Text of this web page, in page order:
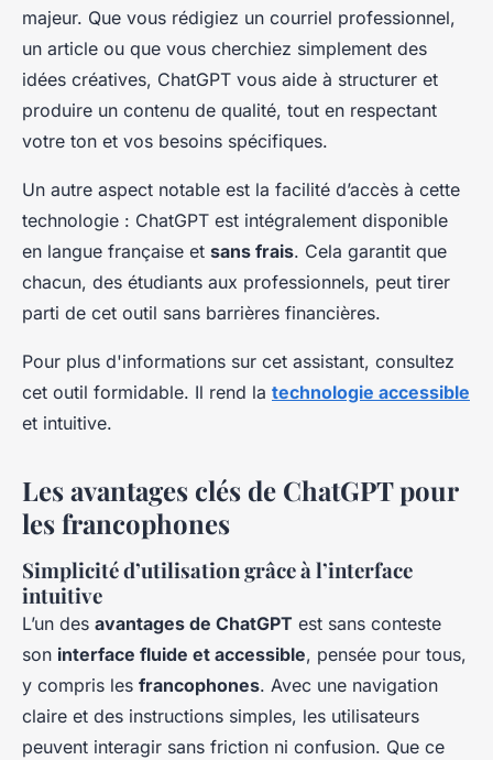
majeur. Que vous rédigiez un courriel professionnel,
un article ou que vous cherchiez simplement des
idées créatives, ChatGPT vous aide à structurer et
produire un contenu de qualité, tout en respectant
votre ton et vos besoins spécifiques.
Un autre aspect notable est la facilité d’accès à cette
technologie : ChatGPT est intégralement disponible
en langue française et sans frais. Cela garantit que
chacun, des étudiants aux professionnels, peut tirer
parti de cet outil sans barrières financières.
Pour plus d'informations sur cet assistant, consultez
cet outil formidable. Il rend la technologie accessible
et intuitive.
Les avantages clés de ChatGPT pour
les francophones
Simplicité d’utilisation grâce à l’interface
intuitive
L’un des avantages de ChatGPT est sans conteste
son interface fluide et accessible, pensée pour tous,
y compris les francophones. Avec une navigation
claire et des instructions simples, les utilisateurs
peuvent interagir sans friction ni confusion. Que ce